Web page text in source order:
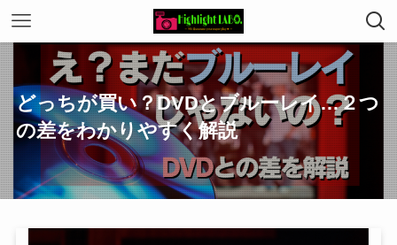
どっちが買い？DVDとブルーレイ…２つ
の差をわかりやすく解説